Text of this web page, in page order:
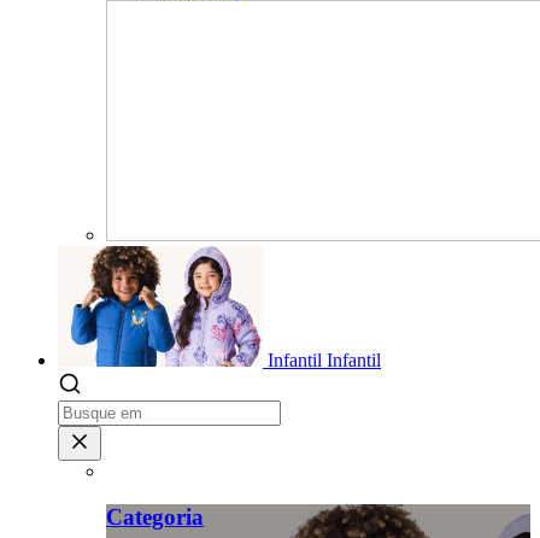
Infantil Infantil
Categoria